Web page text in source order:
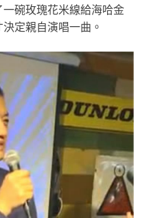
碗玫瑰花米線給海哈金
定親自演唱一曲。